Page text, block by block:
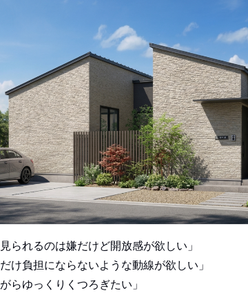
られるのは嫌だけど開放感が欲しい」
け負担にならないような動線が欲しい」
らゆっくりくつろぎたい」